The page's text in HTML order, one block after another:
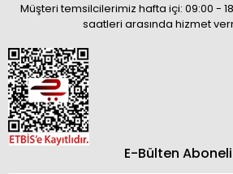
Müşteri temsilcilerimiz hafta içi: 09:00 -
saatleri arasında hizmet
E-Bülten